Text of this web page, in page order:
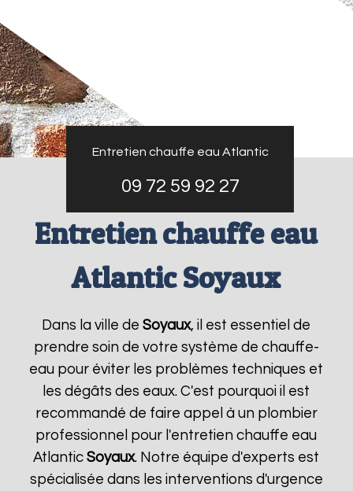
Entretien chauffe eau Atlantic
09 72 59 92 27
Entretien chauffe eau
Atlantic Soyaux
Dans la ville deSoyaux, il est essentiel de
prendre soin de votre système de chauffe-
eau pour éviter les problèmes techniques et
les dégâts des eaux. C'est pourquoi il est
recommandé de faire appel à un plombier
professionnel pour l'entretien chauffe eau
AtlanticSoyaux. Notre équipe d'experts est
spécialisée dans les interventions d'urgence